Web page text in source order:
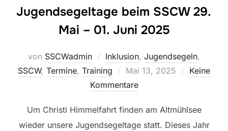
Jugendsegeltage beim SSCW 29.
Mai – 01. Juni 2025
von SSCWadmin Inklusion, Jugendsegeln,
SSCW, Termine, Training
Veröffentlicht
am
Mai 13, 2025
Keine
Kommentare
Um Christi Himmelfahrt finden am Altmühlsee
wieder unsere Jugendsegeltage statt. Dieses Jahr